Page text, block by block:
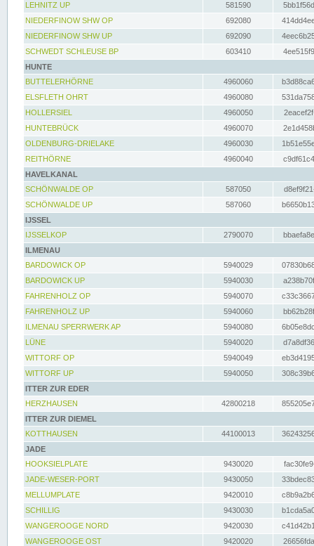
LEHNITZ UP
581590
NIEDERFINOW SHW OP
692080
NIEDERFINOW SHW UP
692090
SCHWEDT SCHLEUSE BP
603410
HUNTE
BUTTELERHÖRNE
4960060
ELSFLETH OHRT
4960080
HOLLERSIEL
4960050
HUNTEBRÜCK
4960070
OLDENBURG-DRIELAKE
4960030
REITHÖRNE
4960040
HAVELKANAL
SCHÖNWALDE OP
587050
SCHÖNWALDE UP
587060
IJSSEL
IJSSELKOP
2790070
ILMENAU
BARDOWICK OP
5940029
BARDOWICK UP
5940030
FAHRENHOLZ OP
5940070
FAHRENHOLZ UP
5940060
ILMENAU SPERRWERK AP
5940080
LÜNE
5940020
WITTORF OP
5940049
WITTORF UP
5940050
ITTER ZUR EDER
HERZHAUSEN
42800218
ITTER ZUR DIEMEL
KOTTHAUSEN
44100013
JADE
HOOKSIELPLATE
9430020
JADE-WESER-PORT
9430050
MELLUMPLATE
9420010
SCHILLIG
9430030
WANGEROOGE NORD
9420030
WANGEROOGE OST
9420020